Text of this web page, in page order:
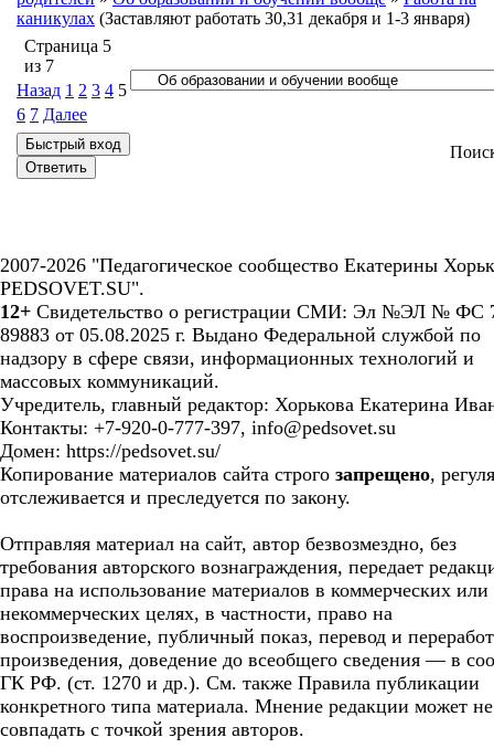
каникулах (Заставляют работать 30,31 декабря и 1-3 января)
Страница 5
из 7
Назад 1 2 3 4 5
6 7 Далее
2007-2026 "Педагогическое сообщество Екатерины
PEDSOVET.SU".
12+ Свидетельство о регистрации СМИ: Эл №ЭЛ № ФС
89883 от 05.08.2025 г. Выдано Федеральной службой по
надзору в сфере связи, информационных технологий и
массовых коммуникаций.
Учредитель, главный редактор: Хорькова Екатерина
Контакты: +7-920-0-777-397, info@pedsovet.su
Домен: https://pedsovet.su/
Копирование материалов сайта строго запрещено,
отслеживается и преследуется по закону.
Отправляя материал на сайт, автор безвозмездно, без
требования авторского вознаграждения, передает
права на использование материалов в коммерческих или
некоммерческих целях, в частности, право на
воспроизведение, публичный показ, перевод и
произведения, доведение до всеобщего сведения — в
ГК РФ. (ст. 1270 и др.). См. также Правила публикации
конкретного типа материала. Мнение редакции может не
совпадать с точкой зрения авторов.